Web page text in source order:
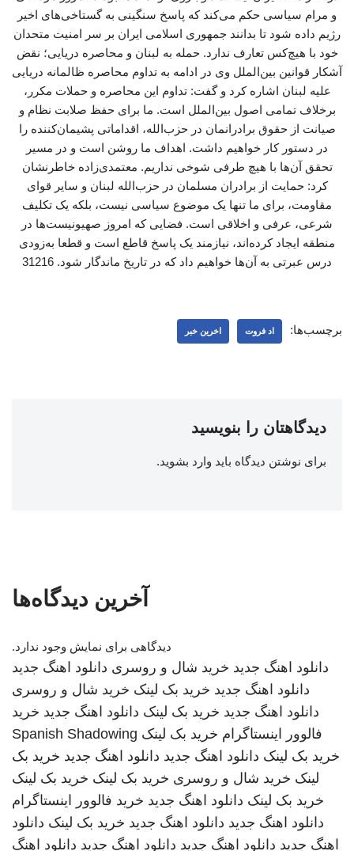
و مرام سیاسی حکم می‌کند که پاسخ سنگینی به گستاخی‌های اخیر
رژیم داده شود تا بدانند جمهوری اسلامی ایران بر سر امنیت متحدان
خود با هیچ‌کس تعارف ندارد. حمله به لبنان و محاصره دریایی؛ نقض
آشکار قوانین بین‌الملل وی در ادامه به تداوم محاصره ظالمانه دریایی
علیه لبنان اشاره کرد و گفت: تداوم این محاصره و حملات مکرر،
برخلاف تمامی اصول بین‌الملل است. ما برای حفظ صلابت نظام و
صیانت از حقوق برادرانمان در حزب‌الله، اقداماتی پشیمان‌کننده را
در دستور کار خواهیم داشت. اهداف ما روشن است و در مسیر
تحقق آن‌ها با هیچ طرفی شوخی نداریم. معتمدی‌زاده خاطرنشان
کرد: حمایت از برادران مسلمان در حزب‌الله لبنان و سایر قوای
مقاومت، برای ما تنها یک موضوع سیاسی نیست، بلکه یک تکلیف
شرعی، عرفی و اخلاقی است. فضایی که امروز صهیونیست‌ها در
منطقه ایجاد کرده‌اند، نیازمند یک پاسخ قاطع است و قطعا به‌زودی
درس عبرتی به آن‌ها خواهیم داد که در تاریخ ماندگار شود. 31216
برچسب‌ها: اد فروت اخرین خبر
دیدگاهتان را بنویسید
برای نوشتن دیدگاه باید وارد بشوید.
آخرین دیدگاه‌ها
دیدگاهی برای نمایش وجود ندارد.
دانلود اهنگ جدید خرید شال و روسری دانلود اهنگ جدید
دانلود اهنگ جدید خرید بک لینک خرید شال و روسری
دانلود اهنگ جدید خرید بک لینک دانلود اهنگ جدید خرید
فالوور اینستاگرام خرید بک لینک Spanish Shadowing
خرید بک لینک دانلود اهنگ جدید دانلود اهنگ جدید خرید بک
لینک خرید شال و روسری خرید بک لینک خرید بک لینک
خرید بک لینک دانلود اهنگ جدید خرید فالوور اینستاگرام
دانلود اهنگ جدید دانلود اهنگ جدید خرید بک لینک دانلود
اهنگ جدید دانلود اهنگ جدید دانلود اهنگ جدید دانلود اهنگ